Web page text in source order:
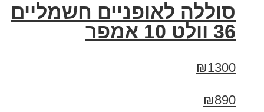
סוללה לאופניים חשמליים
36 וולט 10 אמפר
₪1300
₪890